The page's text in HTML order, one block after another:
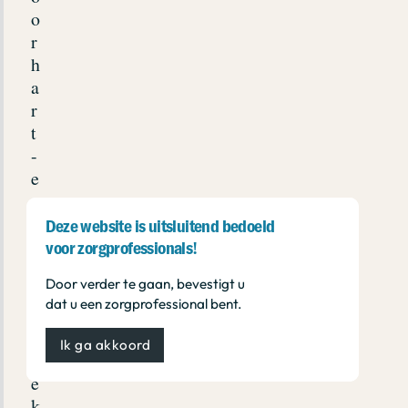
o
r
h
a
r
t
-
e
e
Deze website is uitsluitend bedoeld
voor zorgprofessionals!
Door verder te gaan, bevestigt u
dat u een zorgprofessional bent.
Ik ga akkoord